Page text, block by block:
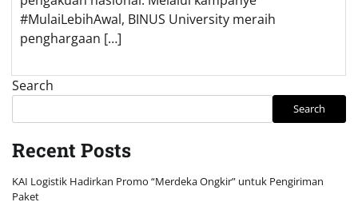
#MulaiLebihAwal, BINUS University meraih
penghargaan […]
Search
Search
Recent Posts
KAI Logistik Hadirkan Promo “Merdeka Ongkir” untuk Pengiriman
Paket